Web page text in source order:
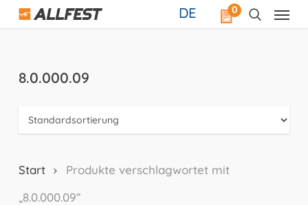
Skip
0
DE
8.0.000.09
Start
Produkte verschlagwortet mit
„8.0.000.09“